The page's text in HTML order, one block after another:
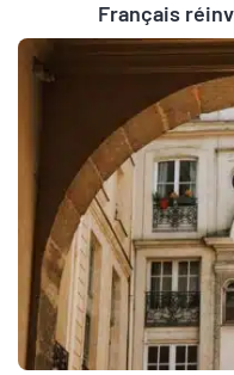
Français